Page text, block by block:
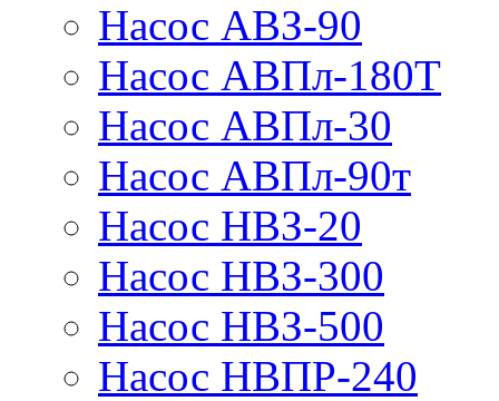
Насос АВЗ-90
Насос АВПл-180Т
Насос АВПл-30
Насос АВПл-90т
Насос НВЗ-20
Насос НВЗ-300
Насос НВЗ-500
Насос НВПР-240